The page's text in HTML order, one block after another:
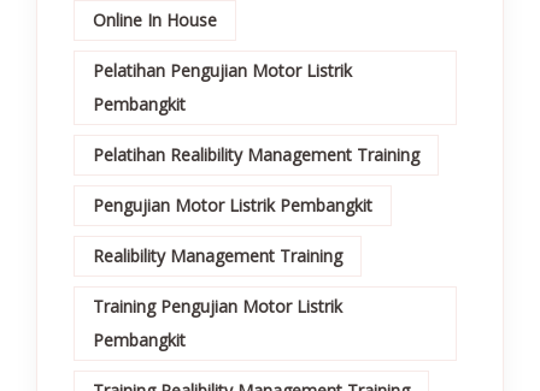
Online In House
Pelatihan Pengujian Motor Listrik
Pembangkit
Pelatihan Realibility Management Training
Pengujian Motor Listrik Pembangkit
Realibility Management Training
Training Pengujian Motor Listrik
Pembangkit